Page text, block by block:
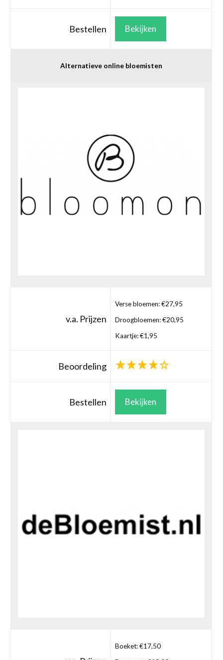
Bestellen Bekijken
Alternatieve online bloemisten
v.a. Prijzen
Verse bloemen: €27,95
Droogbloemen: €20,95
Kaartje: €1,95
Beoordeling
Bestellen Bekijken
Boeket: €17,50